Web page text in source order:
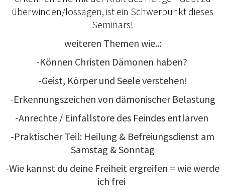
überwinden/lossagen, ist ein Schwerpunkt dieses
Seminars!
weiteren Themen wie..:
-Können Christen Dämonen haben?
-Geist, Körper und Seele verstehen!
-Erkennungszeichen von dämonischer Belastung
-Anrechte / Einfallstore des Feindes entlarven
-Praktischer Teil: Heilung & Befreiungsdienst am
Samstag & Sonntag
-Wie kannst du deine Freiheit ergreifen = wie werde
ich frei